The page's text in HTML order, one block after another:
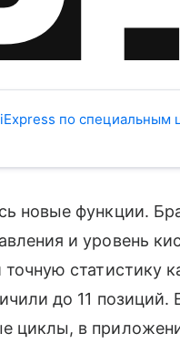
по специальным
новые функции.
и уровень
статистику
до 11
циклы, в